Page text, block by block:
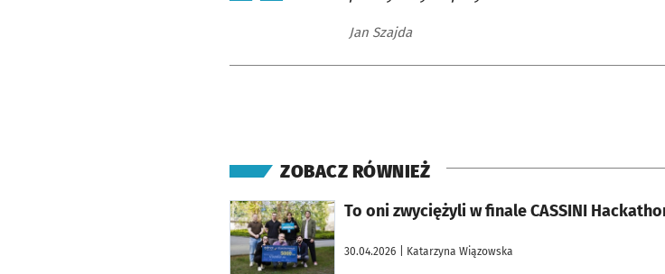
Jan Szajda
ZOBACZ RÓWNIEŻ
To oni zwyciężyli w finale CASSINI
30.04.2026 | Katarzyna Wiązowska
otworzy się w nowej karcie